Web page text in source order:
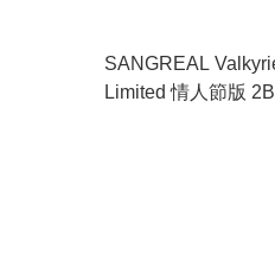
SANGREAL
Limited 情人節版